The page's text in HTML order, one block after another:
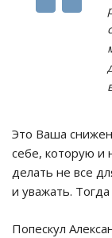
Это Ваша
себе, которую и
делать не все
и уважать.
Попескул